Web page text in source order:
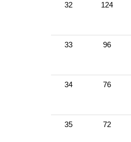
32 124
33 96
34 76
35 72